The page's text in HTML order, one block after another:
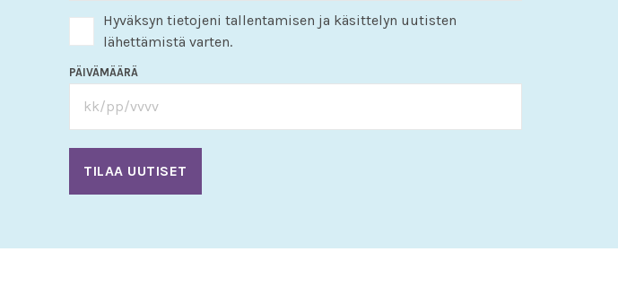
Hyväksyn tietojeni tallentamisen ja käsittelyn uutisten
lähettämistä varten.
PÄIVÄMÄÄRÄ